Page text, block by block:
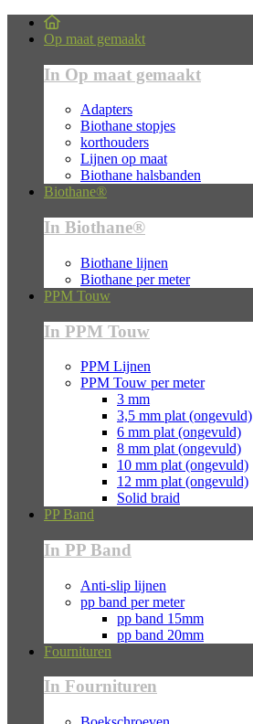
Op maat gemaakt
In Op maat gemaakt
Adapters
Biothane stopjes
korthouders
Lijnen op maat
Biothane halsbanden
Biothane®
In Biothane®
Biothane lijnen
Biothane per meter
PPM Touw
In PPM Touw
PPM Lijnen
PPM Touw per meter
3 mm
3,5 mm plat (ongevuld)
6 mm plat (ongevuld)
8 mm plat (ongevuld)
10 mm plat (ongevuld)
12 mm plat (ongevuld)
Solid braid
PP Band
In PP Band
Anti-slip lijnen
pp band per meter
pp band 15mm
pp band 20mm
Fournituren
In Fournituren